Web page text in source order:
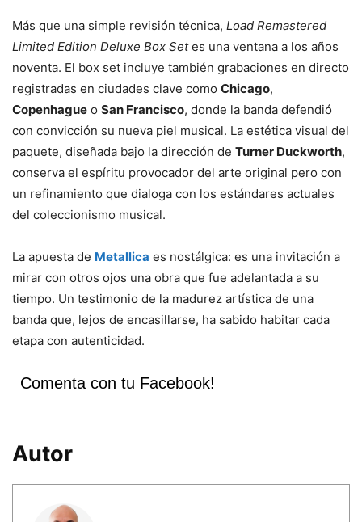
Más que una simple revisión técnica, Load Remastered
Limited Edition Deluxe Box Setes una ventana a los años
noventa. El box set incluye también grabaciones en directo
registradas en ciudades clave como Chicago,
Copenhague o San Francisco, donde la banda defendió
con convicción su nueva piel musical. La estética visual del
paquete, diseñada bajo la dirección de Turner Duckworth,
conserva el espíritu provocador del arte original pero con
un refinamiento que dialoga con los estándares actuales
del coleccionismo musical.
La apuesta de Metallica es nostálgica: es una invitación a
mirar con otros ojos una obra que fue adelantada a su
tiempo. Un testimonio de la madurez artística de una
banda que, lejos de encasillarse, ha sabido habitar cada
etapa con autenticidad.
Comenta con tu Facebook!
Autor